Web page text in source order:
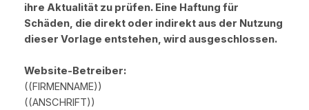
ihre Aktualität zu prüfen. Eine Haftung für
Schäden, die direkt oder indirekt aus der Nutzung
dieser Vorlage entstehen, wird ausgeschlossen.
Website-Betreiber:
((FIRMENNAME))
((ANSCHRIFT))